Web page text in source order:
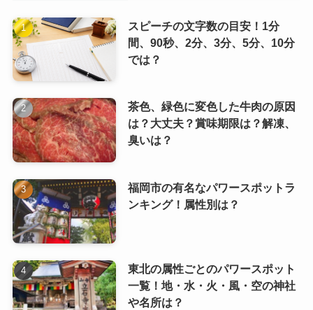
スピーチの文字数の目安！1分
間、90秒、2分、3分、5分、10分
では？
茶色、緑色に変色した牛肉の原因
は？大丈夫？賞味期限は？解凍、
臭いは？
福岡市の有名なパワースポットラ
ンキング！属性別は？
東北の属性ごとのパワースポット
一覧！地・水・火・風・空の神社
や名所は？